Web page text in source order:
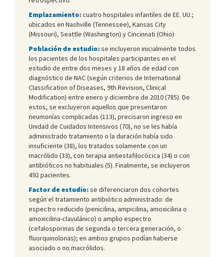
Emplazamiento:cuatro hospitales infantiles de EE. UU.;
ubicados en Nashville (Tennessee), Kansas City
(Missouri), Seattle (Washington) y Cincinnati (Ohio)
Población de estudio:se incluyeron inicialmente todos
los pacientes de los hospitales participantes en el
estudio de entre dos meses y 18 años de edad con
diagnóstico de NAC (según criterios de International
Classification of Diseases, 9th Revision, Clinical
Modification) entre enero y diciembre de 2010 (785). De
estos, se excluyeron aquellos que presentaron
neumonías complicadas (113), precisaron ingreso en
Unidad de Cuidados Intensivos (70), no se les había
administrado tratamiento o la duración había sido
insuficiente (38), los tratados solamente con un
macrólido (33), con terapia antiestafilocócica (34) o con
antibióticos no habituales (5). Finalmente, se incluyeron
492 pacientes.
Factor de estudio:se diferenciaron dos cohortes
según el tratamiento antibiótico administrado: de
espectro reducido (penicilina, ampicilina, amoxicilina o
amoxicilina-clavulánico) o amplio espectro
(cefalosporinas de segunda o tercera generación, o
fluorquinolonas); en ambos grupos podían haberse
asociado o no macrólidos.